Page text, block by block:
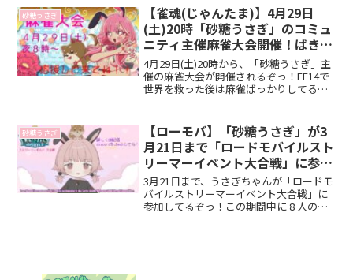
🐰！今回はいったいどんな表現で、みん
なを魅了してくれるのだろうか(๑•̀ㅁ•́๑)✧
来週日曜日、8月27日12:30から！チェッ
クチェックだね！
砂糖うさぎ
【雀魂(じゃんたま)】4月29日
(土)20時「砂糖うさぎ」のコミュ
ニティ主催麻雀大会開催！ぱきち
も参加するぞぉ！
4月29日(土)20時から、「砂糖うさぎ」主
催の麻雀大会が開催されるぞっ！FF14で
世界を救った後は麻雀ばっかりしてるぱ
砂糖うさぎ
【ローモバ】「砂糖うさぎ」が3
月21日まで「ロードモバイルスト
リーマーイベント大合戦」に参加
中だよ！誰でも参加出来るから一
緒に楽しもう！
3月21日まで、うさぎちゃんが「ロードモ
バイルストリーマーイベント大合戦」に
参加してるぞっ！この期間中に 8 人のス